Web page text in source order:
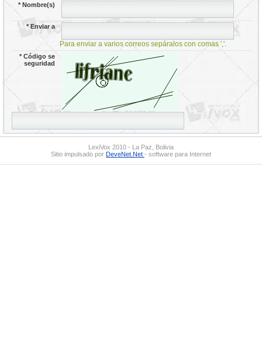
*Nombre(s)
*Enviar a
Para enviar a varios correos sepáralos con comas ','.
*Código se
seguridad
LexiVox 2010 - La Paz, Bolivia
Sitio impulsado por DeveNet.Net - software para Internet